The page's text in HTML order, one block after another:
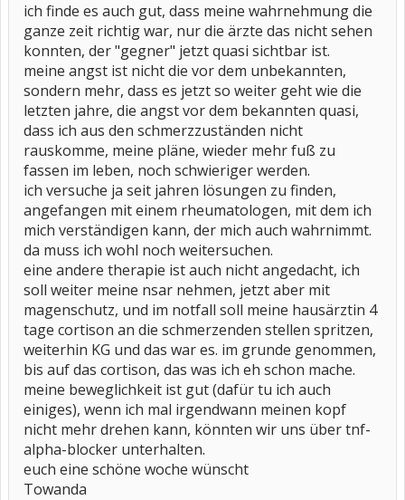
ich finde es auch gut, dass meine wahrnehmung die
ganze zeit richtig war, nur die ärzte das nicht sehen
konnten, der "gegner" jetzt quasi sichtbar ist.
meine angst ist nicht die vor dem unbekannten,
sondern mehr, dass es jetzt so weiter geht wie die
letzten jahre, die angst vor dem bekannten quasi,
dass ich aus den schmerzzuständen nicht
rauskomme, meine pläne, wieder mehr fuß zu
fassen im leben, noch schwieriger werden.
ich versuche ja seit jahren lösungen zu finden,
angefangen mit einem rheumatologen, mit dem ich
mich verständigen kann, der mich auch wahrnimmt.
da muss ich wohl noch weitersuchen.
eine andere therapie ist auch nicht angedacht, ich
soll weiter meine nsar nehmen, jetzt aber mit
magenschutz, und im notfall soll meine hausärztin 4
tage cortison an die schmerzenden stellen spritzen,
weiterhin KG und das war es. im grunde genommen,
bis auf das cortison, das was ich eh schon mache.
meine beweglichkeit ist gut (dafür tu ich auch
einiges), wenn ich mal irgendwann meinen kopf
nicht mehr drehen kann, könnten wir uns über tnf-
alpha-blocker unterhalten.
euch eine schöne woche wünscht
Towanda